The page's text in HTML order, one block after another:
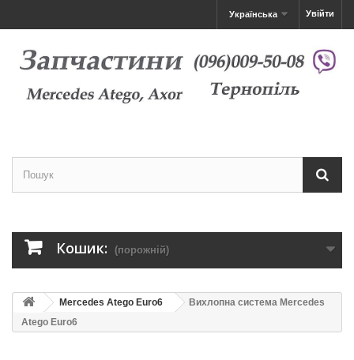
Увійти
Українська
Кошик: (порожній)
Mercedes Atego Euro6
Вихлопна система Mercedes
Atego Euro6